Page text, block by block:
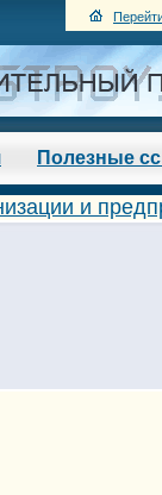
Полезные
и